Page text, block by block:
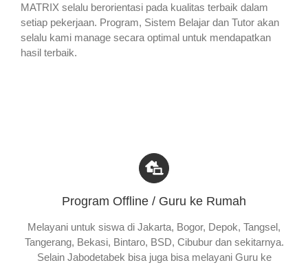
MATRIX selalu berorientasi pada kualitas terbaik dalam
setiap pekerjaan. Program, Sistem Belajar dan Tutor akan
selalu kami manage secara optimal untuk mendapatkan
hasil terbaik.
Program Offline / Guru ke Rumah
Melayani untuk siswa di Jakarta, Bogor, Depok, Tangsel,
Tangerang, Bekasi, Bintaro, BSD, Cibubur dan sekitarnya.
Selain Jabodetabek bisa juga bisa melayani Guru ke